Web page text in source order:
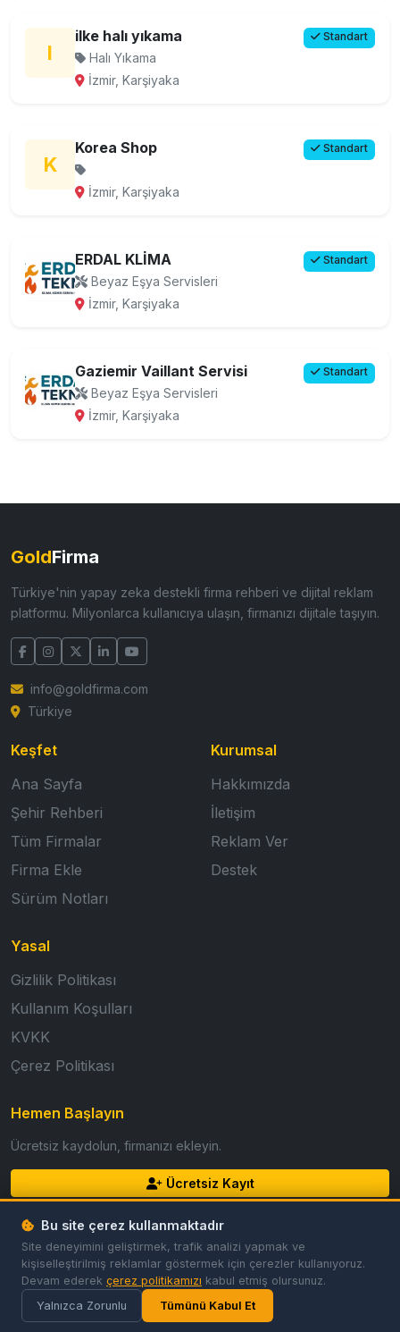
I
ilke halı yıkama Standart
Halı Yıkama
İzmir, Karşiyaka
K
Korea Shop Standart
İzmir, Karşiyaka
ERDAL KLİMA Standart
Beyaz Eşya Servisleri
İzmir, Karşiyaka
Gaziemir Vaillant Servisi Standart
Beyaz Eşya Servisleri
İzmir, Karşiyaka
GoldFirma
Türkiye'nin yapay zeka destekli firma rehberi ve dijital reklam
platformu. Milyonlarca kullanıcıya ulaşın, firmanızı dijitale taşıyın.
info@goldfirma.com
Türkiye
Keşfet
Ana Sayfa
Şehir Rehberi
Tüm Firmalar
Firma Ekle
Sürüm Notları
Kurumsal
Hakkımızda
İletişim
Reklam Ver
Destek
Yasal
Gizlilik Politikası
Kullanım Koşulları
KVKK
Çerez Politikası
Hemen Başlayın
Ücretsiz kaydolun, firmanızı ekleyin.
Ücretsiz Kayıt
Giriş Yap
© 2026 GoldFirma. Tüm hakları saklıdır.
GizlilikKoşullarÇerezler Çerez Tercihleri
Bu site çerez kullanmaktadır
Site deneyimini geliştirmek, trafik analizi yapmak ve
kişiselleştirilmiş reklamlar göstermek için çerezler kullanıyoruz.
Devam ederek çerez politikamızı kabul etmiş olursunuz.
Yalnızca Zorunlu
Tümünü Kabul Et